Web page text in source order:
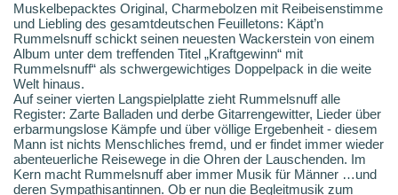
Muskelbepacktes Original, Charmebolzen mit Reibeisenstimme
und Liebling des gesamtdeutschen Feuilletons: Käpt’n
Rummelsnuff schickt seinen neuesten Wackerstein von einem
Album unter dem treffenden Titel „Kraftgewinn“ mit
Rummelsnuff“ als schwergewichtiges Doppelpack in die weite
Welt hinaus.
Auf seiner vierten Langspielplatte zieht Rummelsnuff alle
Register: Zarte Balladen und derbe Gitarrengewitter, Lieder über
erbarmungslose Kämpfe und über völlige Ergebenheit - diesem
Mann ist nichts Menschliches fremd, und er findet immer wieder
abenteuerliche Reisewege in die Ohren der Lauschenden. Im
Kern macht Rummelsnuff aber immer Musik für Männer …und
deren Sympathisantinnen. Ob er nun die Begleitmusik zum